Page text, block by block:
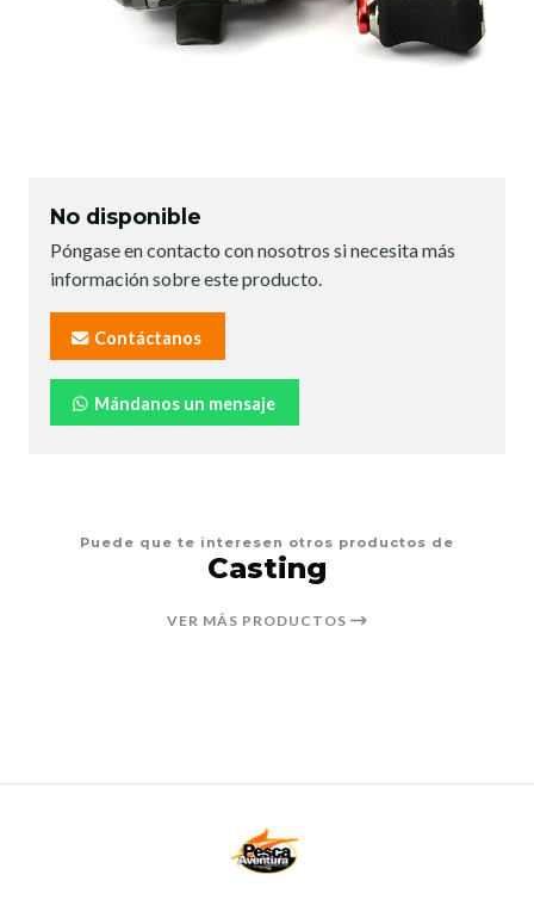
No disponible
Póngase en contacto con nosotros si necesita más
información sobre este producto.
Contáctanos
Mándanos un mensaje
Puede que te interesen otros productos de
Casting
VER MÁS PRODUCTOS